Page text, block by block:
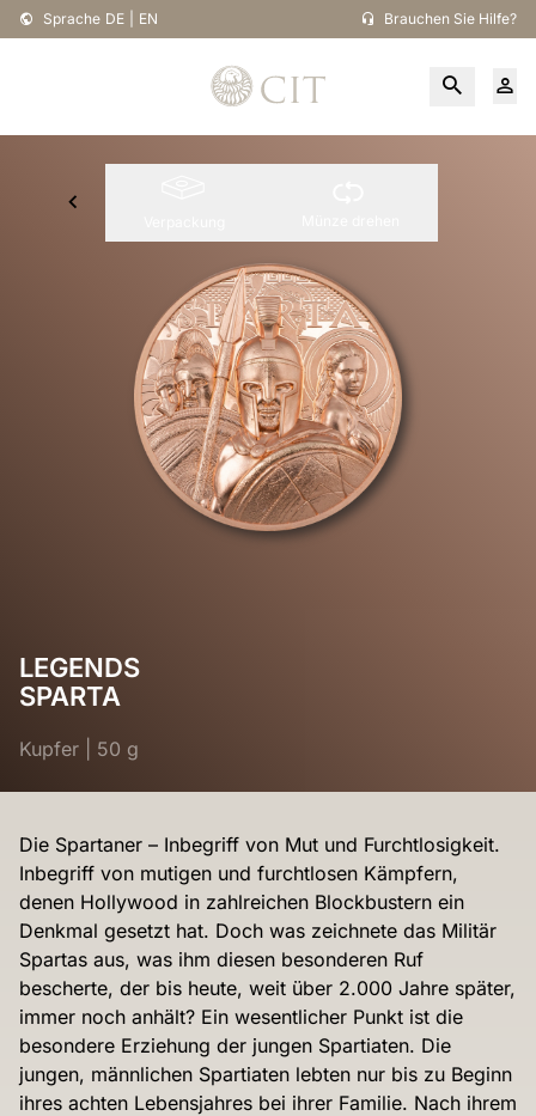
Sprache DE EN Brauchen Sie Hilfe?
LEGENDS
SPARTA
Kupfer 50 g
Die Spartaner – Inbegriff von Mut und Furchtlosigkeit.
Inbegriff von mutigen und furchtlosen Kämpfern,
denen Hollywood in zahlreichen Blockbustern ein
Denkmal gesetzt hat. Doch was zeichnete das Militär
Spartas aus, was ihm diesen besonderen Ruf
bescherte, der bis heute, weit über 2.000 Jahre später,
immer noch anhält? Ein wesentlicher Punkt ist die
besondere Erziehung der jungen Spartiaten. Die
jungen, männlichen Spartiaten lebten nur bis zu Beginn
ihres achten Lebensjahres bei ihrer Familie. Nach ihrem